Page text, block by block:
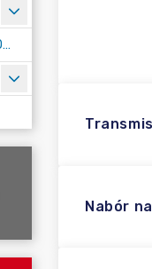
MIĘDZYZAKŁADOWA KASA ZAPOMOGOWO-POŻYCZKOWA
Nabór